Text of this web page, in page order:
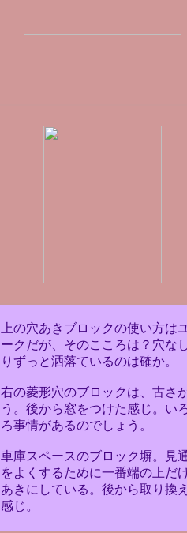
上の穴あきブロックの使い方は
ークだが、そのこころは？穴な
りずっと洒落ているのは確か。
右の菱形穴のブロックは、古さ
う。後から窓をつけた感じ。い
ろ事情があるのでしょう。
車庫スペースのブロック塀。見
をよくするために一番端の上だ
あきにしている。後から取り換
感じ。